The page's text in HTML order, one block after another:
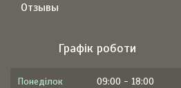
Отзывы
Графік роботи
Понеділок 09:00
18:00